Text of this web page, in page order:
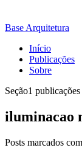
Base Arquitetura
Início
Publicações
Sobre
Seção1 publicações
iluminacao
Posts marcados